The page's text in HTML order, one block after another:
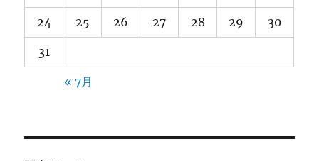
24 25 26 27 28 29 30
31
« 7月